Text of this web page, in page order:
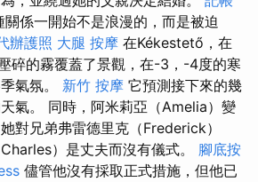
關係一開始不是浪漫的，而是被迫
辦護照 大腿 按摩 在Kékestető，在
碎的霧覆蓋了景觀，在-3，-4度的寒
氣氛。 新竹 按摩 它預測接下來的幾
氣。 同時，阿米莉亞（Amelia）變
對兄弟弗雷德里克（Frederick）
）是丈夫而沒有儀式。 腳底按
儘管他沒有採取正式措施，但他已